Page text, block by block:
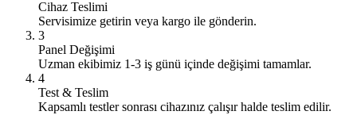
Cihaz Teslimi
Servisimize getirin veya kargo ile gönderin.
3
Panel Değişimi
Uzman ekibimiz 1-3 iş günü içinde değişimi tamamlar.
4
Test & Teslim
Kapsamlı testler sonrası cihazınız çalışır halde teslim edilir.